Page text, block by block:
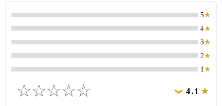
5
4
3
2
1
4.1
❯
☆
☆
☆
☆
☆